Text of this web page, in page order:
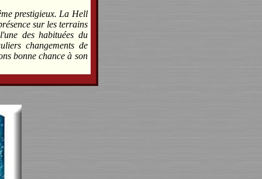
prestigieux. La Hell
sur les terrains
des habituées du
changements de
bonne chance à son